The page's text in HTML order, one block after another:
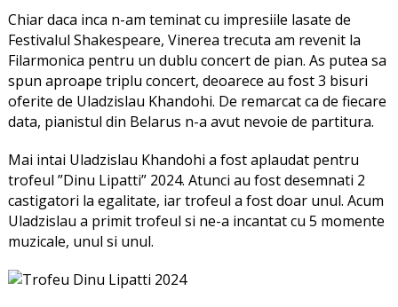
Chiar daca inca n-am teminat cu impresiile lasate de
Festivalul Shakespeare, Vinerea trecuta am revenit la
Filarmonica pentru un dublu concert de pian. As putea sa
spun aproape triplu concert, deoarece au fost 3 bisuri
oferite de Uladzislau Khandohi. De remarcat ca de fiecare
data, pianistul din Belarus n-a avut nevoie de partitura.
Mai intai Uladzislau Khandohi a fost aplaudat pentru
trofeul ”Dinu Lipatti” 2024. Atunci au fost desemnati 2
castigatori la egalitate, iar trofeul a fost doar unul. Acum
Uladzislau a primit trofeul si ne-a incantat cu 5 momente
muzicale, unul si unul.